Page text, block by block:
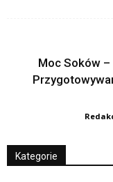
Moc Soków
Kategorie